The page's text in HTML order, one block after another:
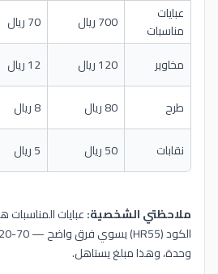
عبايات
مناسبات
700 ريال 70 ريال
مخاوير
120 ريال 12 ريال
طرح 80 ريال 8 ريال
نقابات 50 ريال 5 ريال
ملاحظتي الشخصية:عبايات
وحدة، وهذا مبلغ يستاهل.